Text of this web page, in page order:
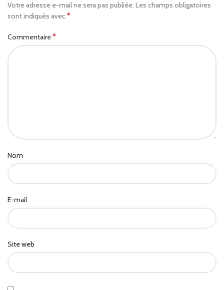
Votre adresse e-mail ne sera pas publiée. Les champs obligatoires
sont indiqués avec *
Commentaire*
Nom
E-mail
Site web